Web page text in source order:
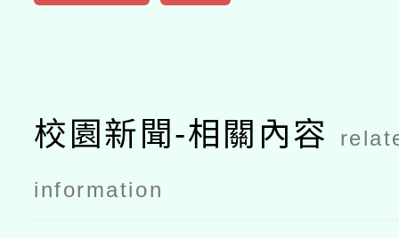
校園新聞-相關內容
information